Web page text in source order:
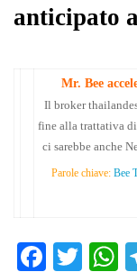
anticipato
Mr. Bee
Il broker
fine alla trattativa
ci sarebbe anche
Parole chiave: Bee
Fa T